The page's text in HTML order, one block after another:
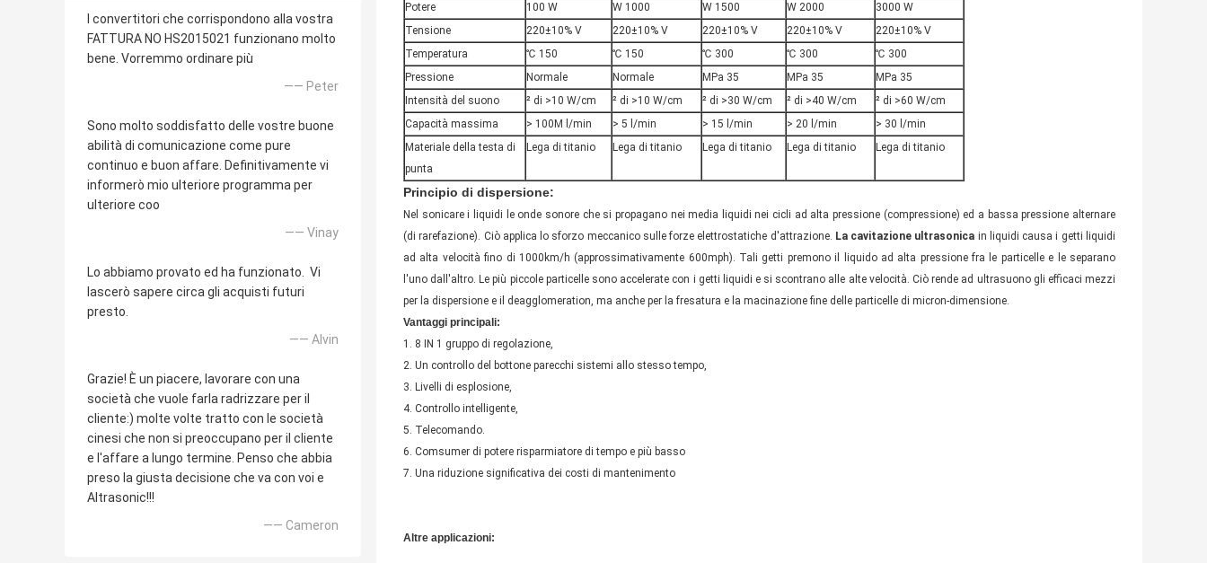
I convertitori che corrispondono alla vostra
FATTURA NO HS2015021 funzionano molto
bene. Vorremmo ordinare più
—— Peter
Sono molto soddisfatto delle vostre buone
abilità di comunicazione come pure
continuo e buon affare. Definitivamente vi
informerò mio ulteriore programma per
ulteriore coo
—— Vinay
Lo abbiamo provato ed ha funzionato. Vi
lascerò sapere circa gli acquisti futuri
presto.
—— Alvin
Grazie! È un piacere, lavorare con una
società che vuole farla radrizzare per il
cliente:) molte volte tratto con le società
cinesi che non si preoccupano per il cliente
e l'affare a lungo termine. Penso che abbia
preso la giusta decisione che va con voi e
Altrasonic!!!
—— Cameron
Potere
100 W W 1000 W 1500 W 2000
3000 W
Tensione
220±10% V 220±10% V 220±10% V 220±10% V
220±10% V
Temperatura
℃ 150 ℃ 150 ℃ 300 ℃ 300
℃ 300
Pressione
Normale Normale MPa 35 MPa 35
MPa 35
Intensità del suono
² di >10 W/cm ² di >10 W/cm ² di >30 W/cm ² di >40 W/cm
² di >60 W/cm
Capacità massima
> 100M l/min > 5 l/min > 15 l/min > 20 l/min
> 30 l/min
Materiale della testa di
punta
Lega di titanio Lega di titanio Lega di titanio Lega di titanio Lega di titanio
Principio di dispersione:
Nel sonicare i liquidi le onde sonore che si propagano nei media liquidi nei cicli ad alta pressione (compressione) ed a bassa pressione alternare
(di rarefazione). Ciò applica lo sforzo meccanico sulle forze elettrostatiche d'attrazione. La cavitazione ultrasonica in liquidi causa i getti liquidi
ad alta velocità fino di 1000km/h (approssimativamente 600mph). Tali getti premono il liquido ad alta pressione fra le particelle e le separano
l'uno dall'altro. Le più piccole particelle sono accelerate con i getti liquidi e si scontrano alle alte velocità. Ciò rende ad ultrasuono gli efficaci mezzi
per la dispersione e il deagglomeration, ma anche per la fresatura e la macinazione fine delle particelle di micron-dimensione.
Vantaggi principali:
1. 8 IN 1 gruppo di regolazione,
2. Un controllo del bottone parecchi sistemi allo stesso tempo,
3. Livelli di esplosione,
4. Controllo intelligente,
5. Telecomando.
6. Comsumer di potere risparmiatore di tempo e più basso
7. Una riduzione significativa dei costi di mantenimento
Altre applicazioni: